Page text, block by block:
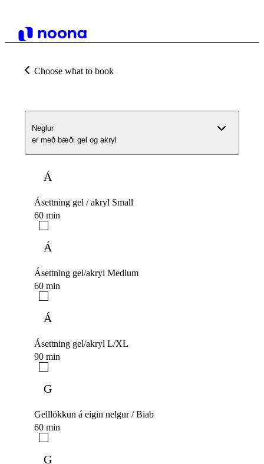
Choose what to book
Neglur
er með bæði gel og akryl
Á
Ásettning gel / akryl Small
60 min
Á
Ásettning gel/akryl Medium
60 min
Á
Ásettning gel/akryl L/XL
90 min
G
Gelllökkun á eigin nelgur / Biab
60 min
G